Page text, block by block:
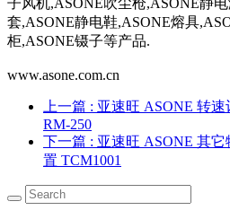
套,ASONE静电鞋,ASONE熔具
柜,ASONE镊子等产品.
www.asone.com.cn
上一篇 : 亚速旺 ASONE 转
RM-250
下一篇 : 亚速旺 ASONE 其
置 TCM1001